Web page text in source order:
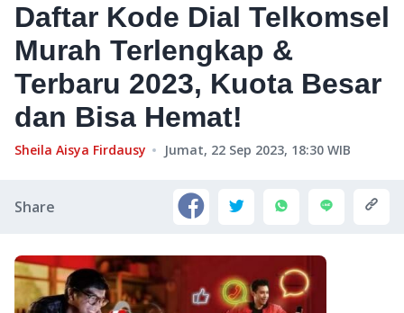
Daftar Kode Dial Telkomsel
Murah Terlengkap &
Terbaru 2023, Kuota Besar
dan Bisa Hemat!
Sheila Aisya Firdausy Jumat, 22 Sep 2023, 18:30 WIB
Share